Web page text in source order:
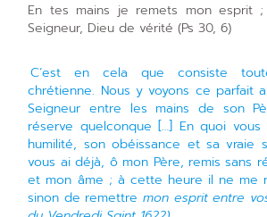
En tes mains je remets mon esprit
Seigneur, Dieu de vérité (Ps 30, 6)
C’est en cela que consiste
chrétienne. Nous y voyons ce parfait
Seigneur entre les mains de son
réserve quelconque […] En quoi vous
humilité, son obéissance et sa vraie
vous ai déjà, ô mon Père, remis sans
et mon âme ; à cette heure il ne me
sinon de remettre mon esprit entre